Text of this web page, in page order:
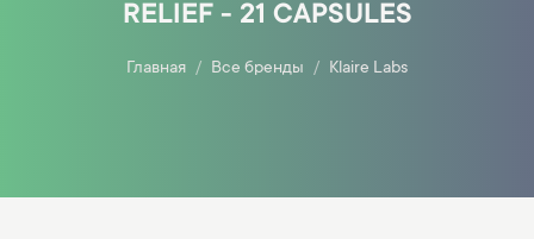
RELIEF - 21 CAPSULES
Главная Все бренды Klaire Labs